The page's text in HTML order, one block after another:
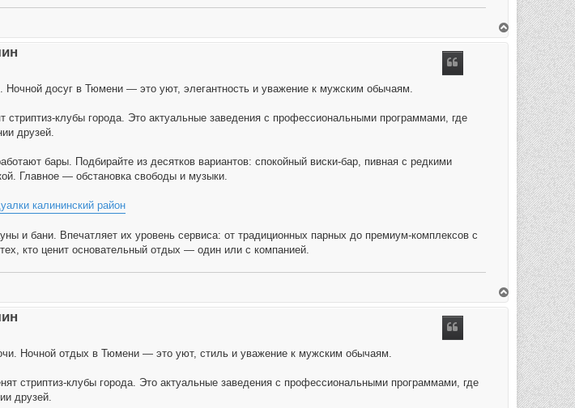
O
m
Ночной досуг в Тюмени — это уют, элегантность и уважение к мужским обычаям.
стриптиз-клубы города. Это актуальные заведения с профессиональными программами, где
друзей.
бары. Подбирайте из десятков вариантов: спокойный виски-бар, пивная с редкими
Главное — обстановка свободы и музыки.
калининский район
и бани. Впечатляет их уровень сервиса: от традиционных парных до премиум-комплексов с
кто ценит основательный отдых — один или с компанией.
O
m
Ночной отдых в Тюмени — это уют, стиль и уважение к мужским обычаям.
стриптиз-клубы города. Это актуальные заведения с профессиональными программами, где
друзей.